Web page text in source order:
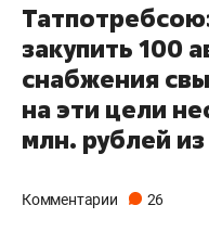
закупить 100
снабжения
на эти цели
млн. рублей
Комментарии 26